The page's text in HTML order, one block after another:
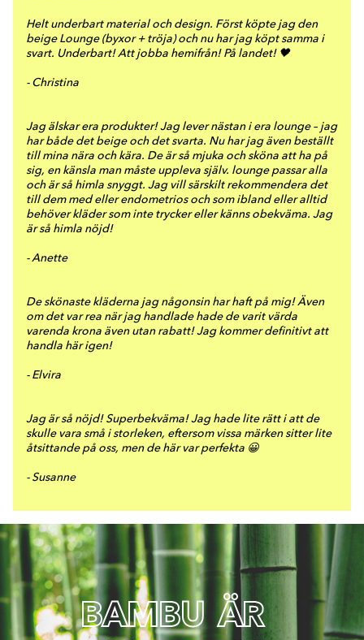
Helt underbart material och design. Först köpte jag den
beige Lounge (byxor + tröja) och nu har jag köpt samma i
svart. Underbart! Att jobba hemifrån! På landet! 🖤
- Christina
Jag älskar era produkter! Jag lever nästan i era lounge – jag
har både det beige och det svarta. Nu har jag även beställt
till mina nära och kära. De är så mjuka och sköna att ha på
sig, en känsla man måste uppleva själv. lounge passar alla
och är så himla snyggt. Jag vill särskilt rekommendera det
till dem med eller endometrios och som ibland eller alltid
behöver kläder som inte trycker eller känns obekväma. Jag
är så himla nöjd!
- Anette
De skönaste kläderna jag någonsin har haft på mig! Även
om det var rea när jag handlade hade de varit värda
varenda krona även utan rabatt! Jag kommer definitivt att
handla här igen!
- Elvira
Jag är så nöjd! Superbekväma! Jag hade lite rätt i att de
skulle vara små i storleken, eftersom vissa märken sitter lite
åtsittande på oss, men de här var perfekta 😀
- Susanne
BAMBU ÄR